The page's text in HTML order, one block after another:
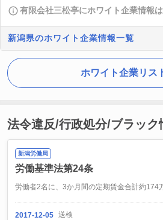
有限会社三松亭にホワイト企業情報は
新潟県のホワイト企業情報一覧
ホワイト企業リス
法令違反/行政処分/ブラック
新潟労働局
労働基準法第24条
労働者2名に、3か月間の定期賃金合計約174
2017-12-05 送検